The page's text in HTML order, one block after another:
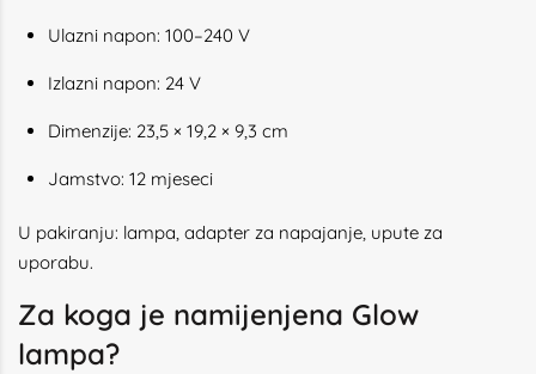
Ulazni napon: 100–240 V
Izlazni napon: 24 V
Dimenzije: 23,5 × 19,2 × 9,3 cm
Jamstvo: 12 mjeseci
U pakiranju: lampa, adapter za napajanje, upute za
uporabu.
Za koga je namijenjena Glow
lampa?